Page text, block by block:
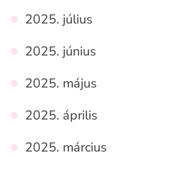
2025. július
2025. június
2025. május
2025. április
2025. március